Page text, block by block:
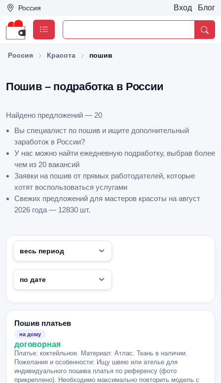
Россия Вход Блог
Россия Красота пошив
Пошив – подработка в России
Найдено предложений — 20
Вы специалист по пошив и ищите дополнительный
заработок в России?
У нас можно найти ежедневную подработку, выбрав более
чем из 20 вакансий
Заявки на пошив от прямых работодателей, которые
хотят воспользоваться услугами
Свежих предложений для мастеров красоты на август
2026 года — 12830 шт.
Пошив платьев
на дому
договорная
Платье: коктейльное. Материал: Атлас. Ткань в наличии.
Пожелания и особенности: Ищу швею или ателье для
индивидуального пошива платья по референсу (фото
прикреплено). Необходимо максимально повторить модель с